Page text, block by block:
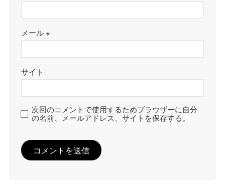
メール※
サイト
次回のコメントで使用するためブラウザーに自分
の名前、メールアドレス、サイトを保存する。